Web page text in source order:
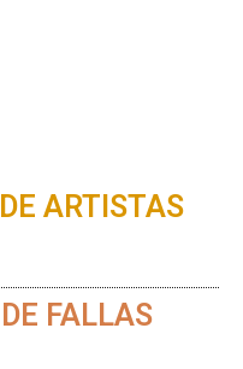
ARTISTAS
FALLAS